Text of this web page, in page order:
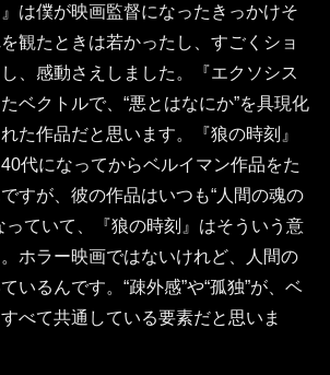
』は僕が映画監督になったきっかけそ
観たときは若かったし、すごくショ
、感動さえしました。『エクソシス
ベクトルで、“悪とはなにか”を具現化
た作品だと思います。『狼の時刻』
代になってからベルイマン作品をた
すが、彼の作品はいつも“人間の魂の
っていて、『狼の時刻』はそういう意
ホラー映画ではないけれど、人間の
いるんです。“疎外感”や“孤独”が、ベ
べて共通している要素だと思いま